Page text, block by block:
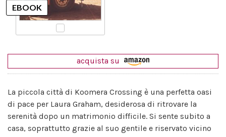
acquista su
La piccola città di Koomera Crossing è una perfetta oasi
di pace per Laura Graham, desiderosa di ritrovare la
serenità dopo un matrimonio difficile. Si sente subito a
casa, soprattutto grazie al suo gentile e riservato vicino